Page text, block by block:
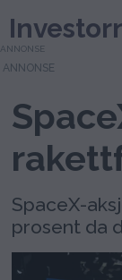
ANNONSE
SpaceX-
prosent da